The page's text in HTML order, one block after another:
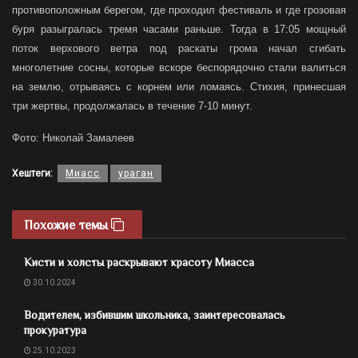
противоположным берегом, где проходил фестиваль и где грозовая
буря разыгралась тремя часами раньше. Тогда в 17:05 мощный
поток верхового ветра под раскаты грома начал сгибать
многолетние сосны, которые вскоре беспорядочно стали валиться
на землю, отрываясь с корнем или ломаясь. Стихия, принесшая
три жертвы, продолжалась в течение 7-10 минут.
Фото: Николай Замалеев
Хештеги: Миасс ураган
Похожие темы
Кисти и холсты раскрывают красоту Миасса
30.10.2024
Водителем, избившим школьника, заинтересовалась
прокуратура
25.10.2023